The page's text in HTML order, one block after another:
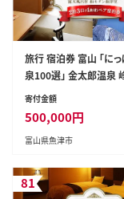
旅行 宿泊券 富山 「に
泉100選」 金太郎温泉
天風呂付 和モダン和洋
北陸 温泉 富山県 ※北海
縄・離島への配送不可
寄付金額
500,000円
富山県魚津市
81